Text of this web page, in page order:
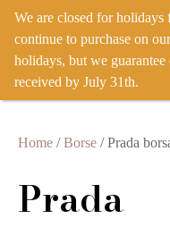
Home /Borse / Prada
Prada
We are closed for
continue to purchase on
holidays, but we
received by July 31th.